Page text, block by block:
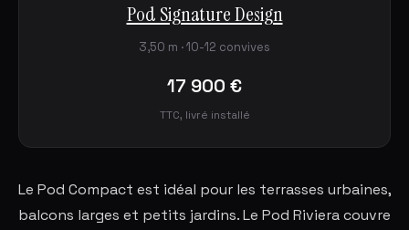
Pod Signature Design
3,50 m · 10-12 convives
17 900 €
TTC, livré installé
Le Pod Compact est idéal pour les terrasses urbaines,
balcons larges et petits jardins. Le Pod Riviera couvre